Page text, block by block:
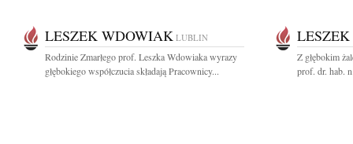
LESZEK WDOWIAK LUBLIN
Rodzinie Zmarłego prof. Leszka Wdowiaka wyrazy
głębokiego współczucia składają Pracownicy...
Z głębokim
prof. dr. hab.